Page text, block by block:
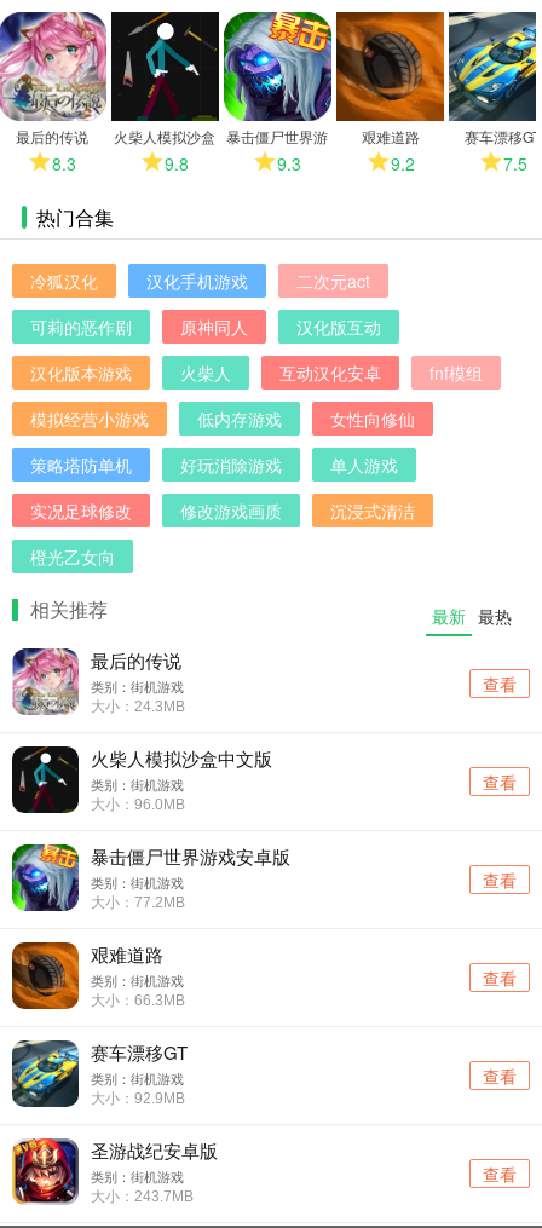
多
最后的传说
8.3
火柴人模拟沙盒
中文版
9.8
暴击僵尸世界游
戏安卓版
9.3
艰难道路
9.2
赛车漂移GT
7.5
热门合集
冷狐汉化 汉化手机游戏
二次元act
可莉的恶作剧
原神同人
汉化版互动
汉化版本游戏
火柴人 互动汉化安卓
fnf模组
模拟经营小游戏
低内存游戏
女性向修仙
策略塔防单机
好玩消除游戏
单人游戏
实况足球修改
修改游戏画质
沉浸式清洁
橙光乙女向
相关推荐 最新 最热
最后的传说
类别：街机游戏
大小：24.3MB
查看
火柴人模拟沙盒中文版
类别：街机游戏
大小：96.0MB
查看
暴击僵尸世界游戏安卓版
类别：街机游戏
大小：77.2MB
查看
艰难道路
类别：街机游戏
大小：66.3MB
查看
赛车漂移GT
类别：街机游戏
大小：92.9MB
查看
圣游战纪安卓版
类别：街机游戏
大小：243.7MB
查看